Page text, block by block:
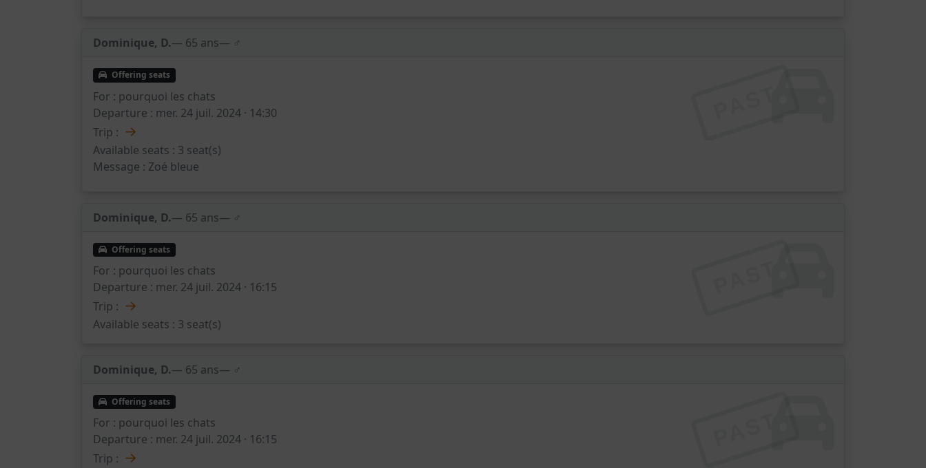
Dominique, D.— 65 ans— ♂️
Offering seats
For : pourquoi les chats
Departure : mer. 24 juil. 2024 · 14:30
Trip : →
Available seats : 3 seat(s)
Message : Zoé bleue
Dominique, D.— 65 ans— ♂️
Offering seats
For : pourquoi les chats
Departure : mer. 24 juil. 2024 · 16:15
Trip : →
Available seats : 3 seat(s)
Dominique, D.— 65 ans— ♂️
Offering seats
For : pourquoi les chats
Departure : mer. 24 juil. 2024 · 16:15
Trip : →